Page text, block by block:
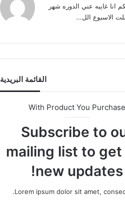
انا غايبه عني الدوره شهر
الاسبوع الل...
القائمة البريدية
With Product You Purchase
Subscribe to
mailing list to
new updates!
Lorem ipsum dolor sit amet,